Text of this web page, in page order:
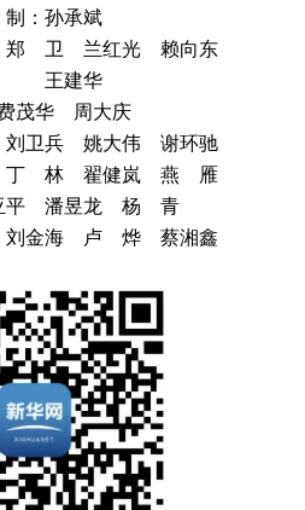
：孙承斌
卫 兰红光 赖向东
建华
茂华 周大庆
卫兵 姚大伟 谢环驰
翟健岚 燕 雁
昱龙 杨 青
金海 卢 烨 蔡湘鑫